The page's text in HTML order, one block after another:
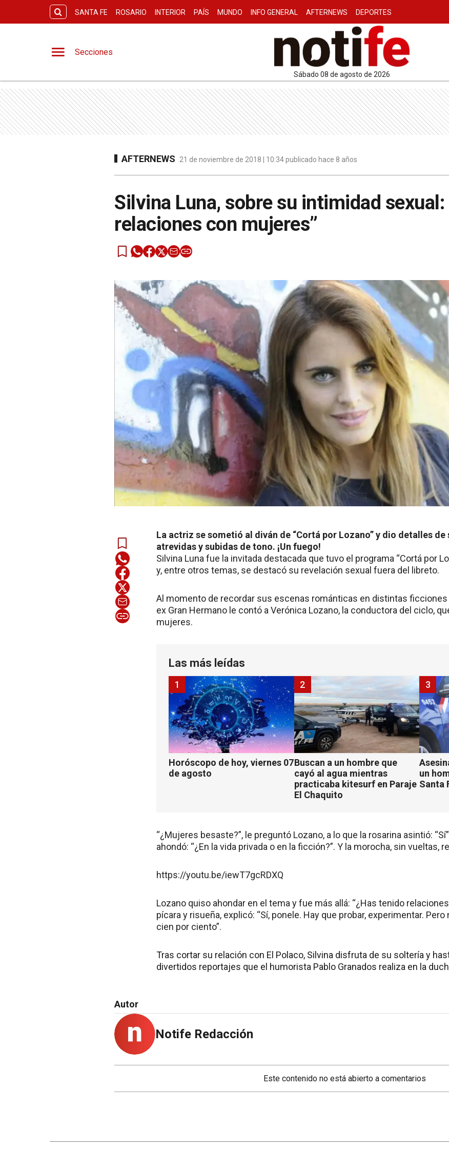
SANTA FE ROSARIO INTERIOR PAÍS MUNDO INFO GENERAL AFTERNEWS DEPORTES
Secciones
sábado 08 de agosto de 2026
AFTERNEWS 21 de noviembre de 2018 | 10:34 publicado hace 8 años
Silvina Luna, sobre su intimidad sexual:
relaciones con mujeres”
La actriz se sometió al diván de “Cortá por Lozano” y dio detalles
atrevidas y subidas de tono. ¡Un fuego!
Silvina Luna fue la invitada destacada que tuvo el programa “Cortá por
y, entre otros temas, se destacó su revelación sexual fuera del libreto.
Al momento de recordar sus escenas románticas en distintas
ex Gran Hermano le contó a Verónica Lozano, la conductora del ciclo,
mujeres.
Las más leídas
Horóscopo de hoy, viernes 07
de agosto
1
Buscan a un hombre que
cayó al agua mientras
practicaba kitesurf en Paraje
El Chaquito
2
un
Santa
3
“¿Mujeres besaste?”, le preguntó Lozano, a lo que la rosarina asintió:
ahondó: “¿En la vida privada o en la ficción?”. Y la morocha, sin vueltas,
https://youtu.be/iewT7gcRDXQ
Lozano quiso ahondar en el tema y fue más allá: “¿Has tenido
pícara y risueña, explicó: “Sí, ponele. Hay que probar, experimentar.
cien por ciento”.
Tras cortar su relación con El Polaco, Silvina disfruta de su soltería y
divertidos reportajes que el humorista Pablo Granados realiza en la
Autor
Notife Redacción
Este contenido no está abierto a comentarios